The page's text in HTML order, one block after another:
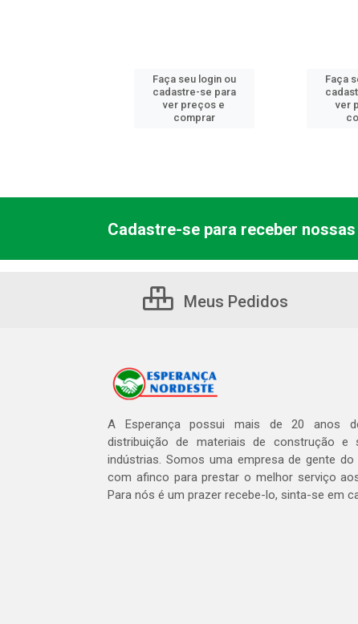
Faça seu login ou
cadastre-se para
ver preços e
comprar
Faça
ver
Cadastre-se para receber
Meus Pedidos
A Esperança possui mais de 20 anos
distribuição de materiais de construção e
indústrias. Somos uma empresa de gente
com afinco para prestar o melhor serviço
Para nós é um prazer recebe-lo, sinta-se em